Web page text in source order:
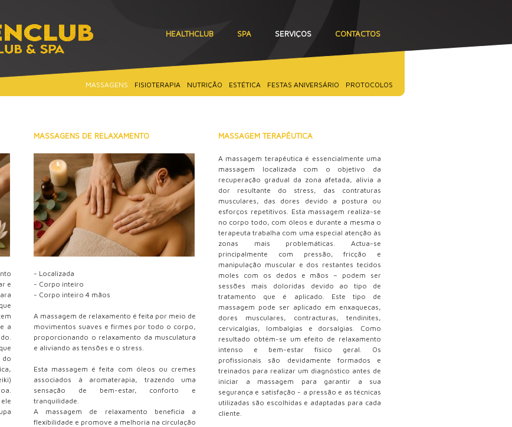
HEALTHCLUB SPA SERVIÇOS CONTACTOS
MASSAGENS FISIOTERAPIA NUTRIÇÃO ESTÉTICA FESTAS ANIVERSÁRIO PROTOCOLOS
e
a
MASSAGENS DE RELAXAMENTO
- Localizada
- Corpo inteiro
- Corpo inteiro 4 mãos
A massagem de relaxamento é feita por meio de
movimentos suaves e firmes por todo o corpo,
proporcionando o relaxamento da musculatura
e aliviando as tensões e o stress.
Esta massagem é feita com óleos ou cremes
associados à aromaterapia, trazendo uma
sensação de bem-estar, conforto e
tranquilidade.
A massagem de relaxamento beneficia a
flexibilidade e promove a melhoria na circulação
MASSAGEM TERAPÊUTICA
A massagem terapêutica é essencialmente uma
massagem localizada com o objetivo da
recuperação gradual da zona afetada, alivia a
dor resultante do stress, das contraturas
musculares, das dores devido a postura ou
esforços repetitivos. Esta massagem realiza-se
no corpo todo, com óleos e durante a mesma o
terapeuta trabalha com uma especial atenção às
zonas mais problemáticas. Actua-se
principalmente com pressão, fricção e
manipulação muscular e dos restantes tecidos
moles com os dedos e mãos – podem ser
sessões mais doloridas devido ao tipo de
tratamento que é aplicado. Este tipo de
massagem pode ser aplicado em enxaquecas,
dores musculares, contracturas, tendinites,
cervicalgias, lombalgias e dorsalgias. Como
resultado obtém-se um efeito de relaxamento
intenso e bem-estar físico geral. Os
profissionais são devidamente formados e
treinados para realizar um diagnóstico antes de
iniciar a massagem para garantir a sua
segurança e satisfação - a pressão e as técnicas
utilizadas são escolhidas e adaptadas para cada
cliente.